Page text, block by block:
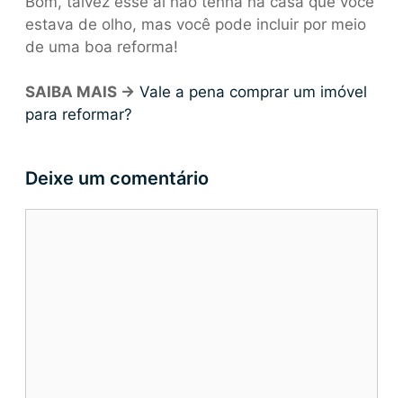
estava de olho, mas você pode incluir por meio
de uma boa reforma!
SAIBA MAIS -> Vale a pena comprar um imóvel
para reformar?
Deixe um comentário